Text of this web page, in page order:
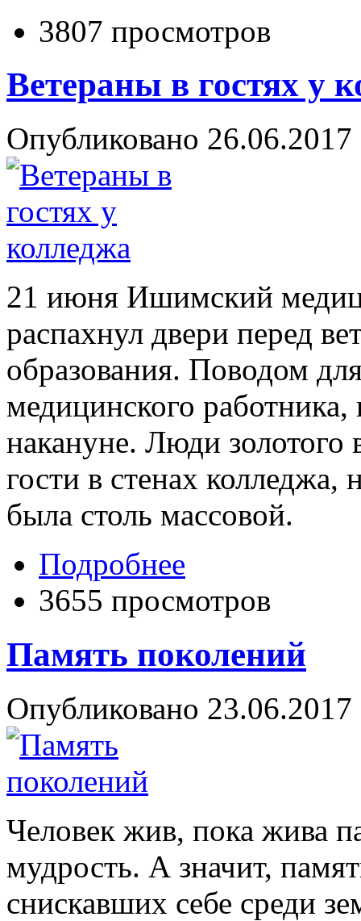
3807 просмотров
Ветераны в гостях у
Опубликовано
21 июня Ишимский
распахнул двери перед
образования. Поводом
медицинского
накануне. Люди золотого
гости в стенах колледжа,
была столь массовой.
Подробнее
3655 просмотров
Память поколений
Опубликовано
Человек жив, пока жива
мудрость. А значит,
снискавших себе среди